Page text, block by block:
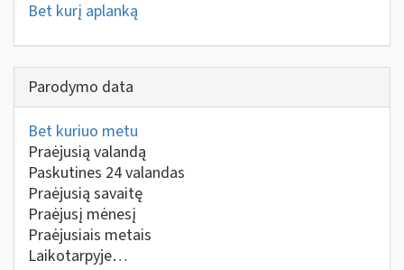
Bet kurį aplanką
Parodymo data
Bet kuriuo metu
Praėjusią valandą
Paskutines 24 valandas
Praėjusią savaitę
Praėjusį mėnesį
Praėjusiais metais
Laikotarpyje…